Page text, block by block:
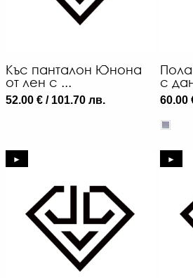
Къс панталон Юнона
от лен с ...
52.00 € / 101.70 лв.
с
60.00
► ►